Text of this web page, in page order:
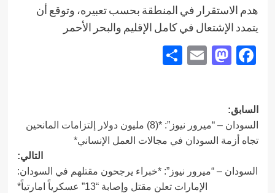
هدم الاستقرار في المنطقة بحسب تعبيره، وتوقع أن
يتمدد الإشتعال في كامل الإقليم والبحر الأحمر
Facebook
Mastodon
Email
تصفّح
المقالات
السابق:
السودان – “ميرور نيوز”: *(8) مليون دولار إلتزامات المانحين
تجاه أزمة السودان في مجالات العمل الإنساني*
التالي:
السودان – “ميرور نيوز”: *خبراء يرجحون مقتلهم في السودان:
الإمارات تعلن مقتل وإصابة “13” عسكرياً امارتياً*